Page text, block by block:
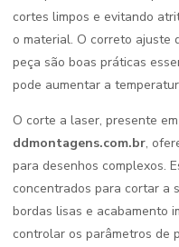
cortes limpos e evitando
o material. O correto ajuste
peça são boas práticas
pode aumentar a
O corte a laser, presente
ddmontagens.com.br,
para desenhos complexos.
concentrados para cortar a
bordas lisas e acabamento
controlar os parâmetros de